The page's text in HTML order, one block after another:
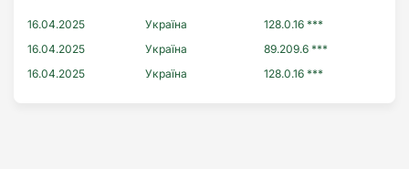
16.04.2025 Україна
128.0.16 ***
16.04.2025
Україна
89.209.6 ***
16.04.2025
Україна 128.0.16 ***